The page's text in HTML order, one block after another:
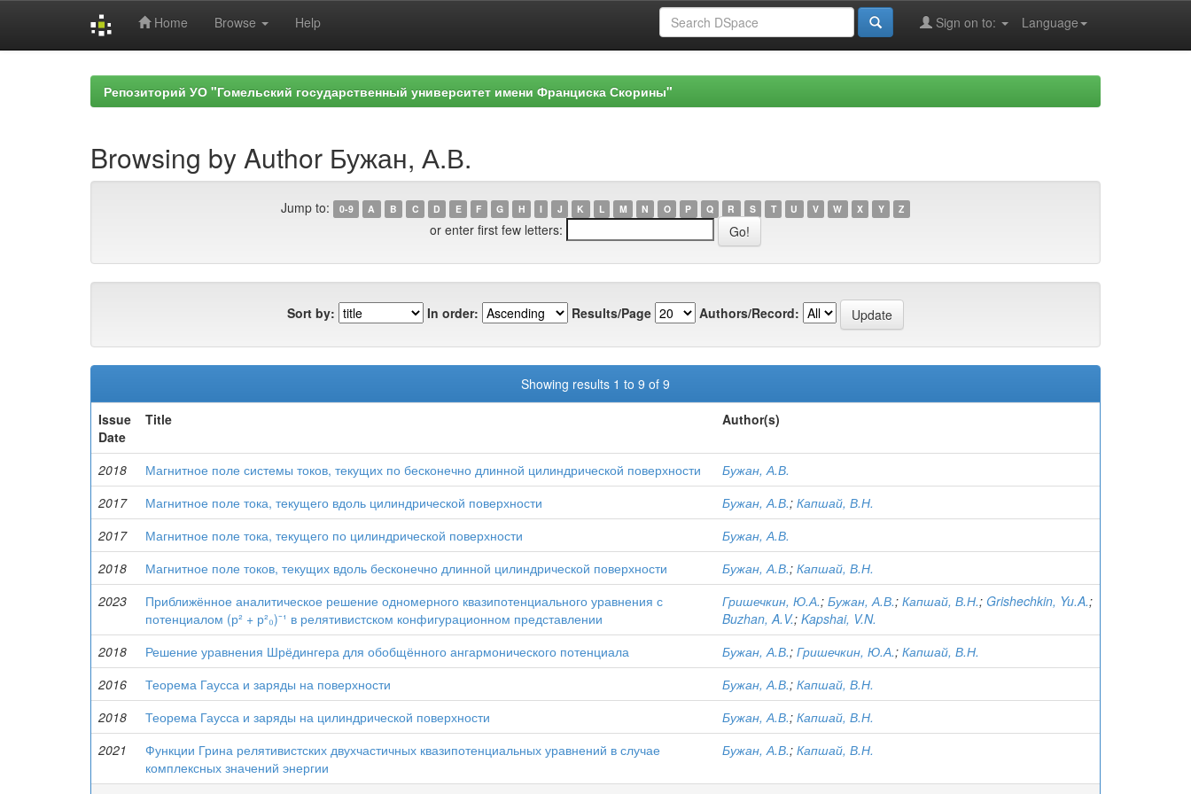
Home Browse Help Language
Sign on to:
Репозиторий УО "Гомельский государственный университет имени Франциска Скорины"
Browsing by Author Бужан, А.В.
Jump to: 0-9 A B C D E F G H I J K L M N O P Q R S T U V W X Y Z
or enter first few letters:
Sort by: In order: Results/Page Authors/Record:
Showing results 1 to 9 of 9
Issue
Date
Title Author(s)
2018 Магнитное поле системы токов, текущих по бесконечно длинной цилиндрической поверхности
Бужан, А.В.
2017
Магнитное поле тока, текущего вдоль цилиндрической поверхности Бужан, А.В.; Капшай, В.Н.
2017
Магнитное поле тока, текущего по цилиндрической поверхности
Бужан, А.В.
2018
Магнитное поле токов, текущих вдоль бесконечно длинной цилиндрической поверхности Бужан, А.В.; Капшай, В.Н.
2023
Приближённое аналитическое решение одномерного квазипотенциального уравнения с
потенциалом (р² + р²₀)⁻¹ в релятивистском конфигурационном представлении
Гришечкин, Ю.А.; Бужан, А.В.; Капшай, В.Н.; Grishechkin, Yu.A.;
Buzhan, A.V.; Kapshai, V.N.
2018
Решение уравнения Шрёдингера для обобщённого ангармонического потенциала Бужан, А.В.; Гришечкин, Ю.А.; Капшай, В.Н.
2016
Теорема Гаусса и заряды на поверхности Бужан, А.В.; Капшай, В.Н.
2018
Теорема Гаусса и заряды на цилиндрической поверхности Бужан, А.В.; Капшай, В.Н.
2021
Функции Грина релятивистских двухчастичных квазипотенциальных уравнений в случае
комплексных значений энергии
Бужан, А.В.; Капшай, В.Н.